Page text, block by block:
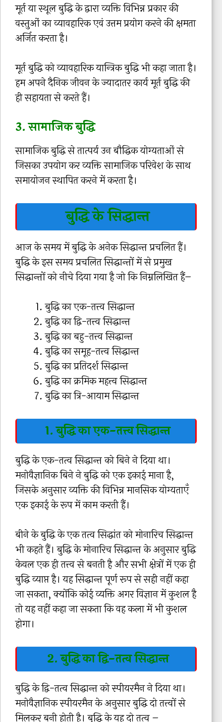
मूर्त या स्थूल बुद्धि के द्वारा व्यक्ति विभिन्न प्रकार की
वस्तुओं का व्यावहारिक एवं उत्तम प्रयोग करने की क्षमता
अर्जित करता है।
मूर्त बुद्धि को व्यावहारिक यान्त्रिक बुद्धि भी कहा जाता है।
हम अपने दैनिक जीवन के ज्यादातर कार्य मूर्त बुद्धि की
ही सहायता से करते हैं।
3. सामाजिक बुद्धि
सामाजिक बुद्धि से तात्पर्य उन बौद्धिक योग्यताओं से
जिसका उपयोग कर व्यक्ति सामाजिक परिवेश के साथ
समायोजन स्थापित करने में करता है।
बुद्धि के सिद्धान्त
आज के समय में बुद्धि के अनेक सिद्धान्त प्रचलित हैं।
बुद्धि के इस समय प्रचलित सिद्धान्तों में से प्रमुख
सिद्धान्तों को नीचे दिया गया है जो कि निम्नलिखित हैं–
बुद्धि का एक-तत्त्व सिद्धान्त
बुद्धि का द्वि-तत्त्व सिद्धान्त
बुद्धि का बहु-तत्त्व सिद्धान्त
बुद्धि का समूह-तत्त्व सिद्धान्त
बुद्धि का प्रतिदर्श सिद्धान्त
बुद्धि का क्रमिक महत्त्व सिद्धान्त
बुद्धि का त्रि-आयाम सिद्धान्त
1. बुद्धि का एक-तत्त्व सिद्धान्त
बुद्धि के एक-तत्व सिद्धान्त को बिने ने दिया था।
मनोवैज्ञानिक बिने ने बुद्धि को एक इकाई माना है,
जिसके अनुसार व्यक्ति की विभिन्न मानसिक योग्यताएँ
एक इकाई के रूप में काम करती हैं।
बीने के बुद्धि के एक तत्व सिद्धांत को मोनारिच सिद्धान्त
भी कहते हैं। बुद्धि के मोनारिच सिद्धान्त के अनुसार बुद्धि
केवल एक ही तत्त्व से बनती है और सभी क्षेत्रों में एक ही
बुद्धि व्याप्त है। यह सिद्धान्त पूर्ण रूप से सही नहीं कहा
जा सकता, क्योंकि कोई व्यक्ति अगर विज्ञान में कुशल है
तो यह नहीं कहा जा सकता कि वह कला में भी कुशल
होगा।
2. बुद्धि का द्वि-तत्व सिद्धान्त
बुद्धि के द्वि-तत्व सिद्धान्त को स्पीयरमैन ने दिया था।
मनोवैज्ञानिक स्पीयरमैन के अनुसार बुद्धि दो तत्त्वों से
मिलकर बनी होती है। बुद्धि के यह दो तत्व –